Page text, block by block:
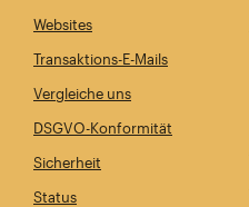
Websites
Transaktions-E-Mails
Vergleiche uns
DSGVO-Konformität
Sicherheit
Status